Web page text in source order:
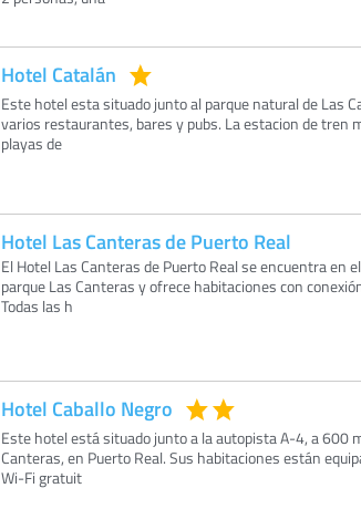
Hotel Catalán
Este hotel esta situado junto al parque natural de Las
varios restaurantes, bares y pubs. La estacion de tren
playas de
Hotel Las Canteras de Puerto Real
El Hotel Las Canteras de Puerto Real se encuentra en
parque Las Canteras y ofrece habitaciones con
Todas las h
Hotel Caballo Negro
Este hotel está situado junto a la autopista A-4, a 600
Canteras, en Puerto Real. Sus habitaciones están
Wi-Fi gratuit